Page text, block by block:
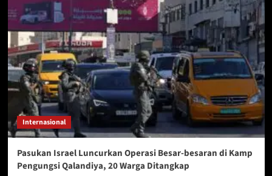
Internasional
Pasukan Israel Luncurkan Operasi Besar-besaran di Kamp
Pengungsi Qalandiya, 20 Warga Ditangkap